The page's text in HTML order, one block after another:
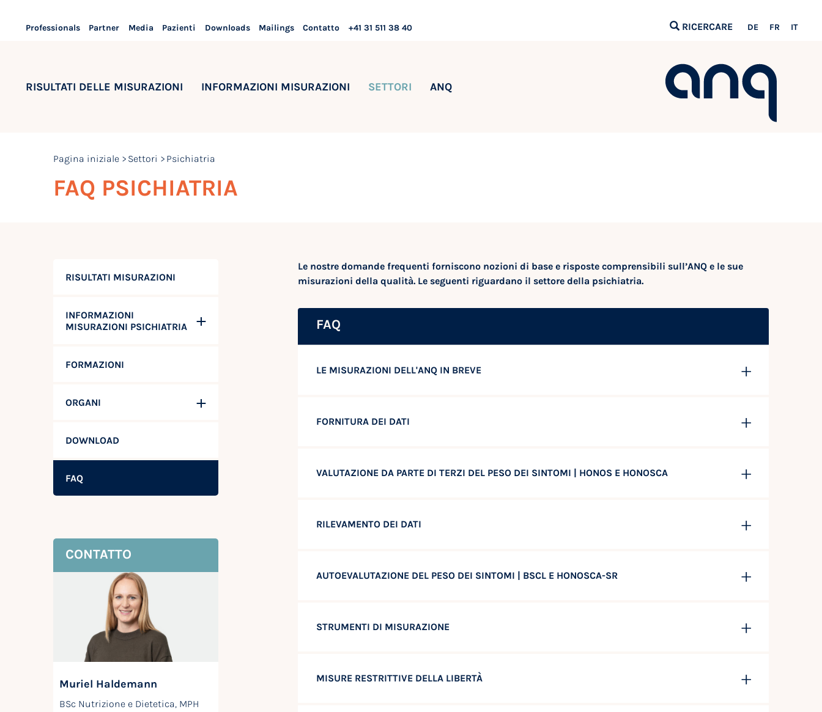
Professionals Partner Media Pazienti Downloads Mailings Contatto +41 31 511 38 40 RICERCARE DE FR IT
RISULTATI DELLE MISURAZIONI INFORMAZIONI MISURAZIONI SETTORI ANQ
Pagina iniziale Settori Psichiatria
FAQ PSICHIATRIA
RISULTATI MISURAZIONI
INFORMAZIONI
MISURAZIONI PSICHIATRIA
FORMAZIONI
ORGANI
DOWNLOAD
FAQ
CONTATTO
Muriel Haldemann
BSc Nutrizione e Dietetica, MPH
Le nostre domande frequenti forniscono nozioni di base e risposte comprensibili sull’ANQ e le sue
misurazioni della qualità. Le seguenti riguardano il settore della psichiatria.
FAQ
LE MISURAZIONI DELL'ANQ IN BREVE
FORNITURA DEI DATI
VALUTAZIONE DA PARTE DI TERZI DEL PESO DEI SINTOMI | HONOS E HONOSCA
RILEVAMENTO DEI DATI
AUTOEVALUTAZIONE DEL PESO DEI SINTOMI | BSCL E HONOSCA-SR
STRUMENTI DI MISURAZIONE
MISURE RESTRITTIVE DELLA LIBERTÀ